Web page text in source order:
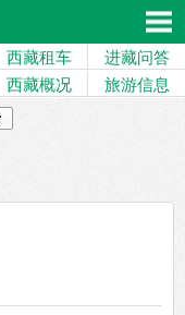
西藏租车
进藏问答
西藏概况 旅游信息